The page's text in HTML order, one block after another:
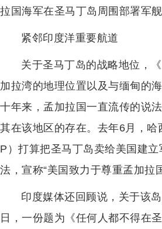
拉国海军在圣马丁岛周围部署军舰
紧邻印度洋重要航道
关于圣马丁岛的战略地位，
加拉湾的地理位置以及与缅甸的
十年来，孟加拉国一直流传的说
其在该地区的存在。去年6月，
P）打算把圣马丁岛卖给美国建
法，宣称“美国致力于尊重孟加拉
印度媒体还回顾说，关于该
日，一份题为《任何人都不得在